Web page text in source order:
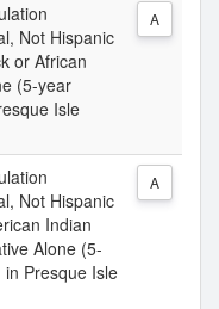
Not Hispanic
or African
(5-year
Isle
A
Not Hispanic
Indian
Alone (5-
Presque Isle
A